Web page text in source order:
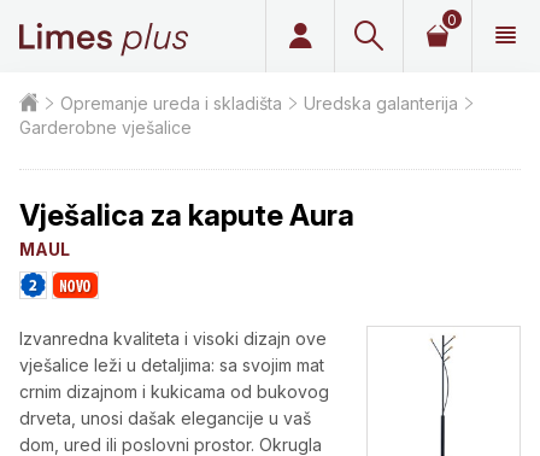
0
Opremanje ureda i skladišta
Uredska galanterija
Garderobne vješalice
Vješalica za kapute Aura
MAUL
Izvanredna kvaliteta i visoki dizajn ove
vješalice leži u detaljima: sa svojim mat
crnim dizajnom i kukicama od bukovog
drveta, unosi dašak elegancije u vaš
dom, ured ili poslovni prostor. Okrugla